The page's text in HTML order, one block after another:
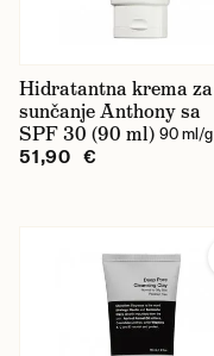
Hidratantna krema za
sunčanje Anthony sa
SPF 30 (90 ml) 90 ml/g
51,90 €